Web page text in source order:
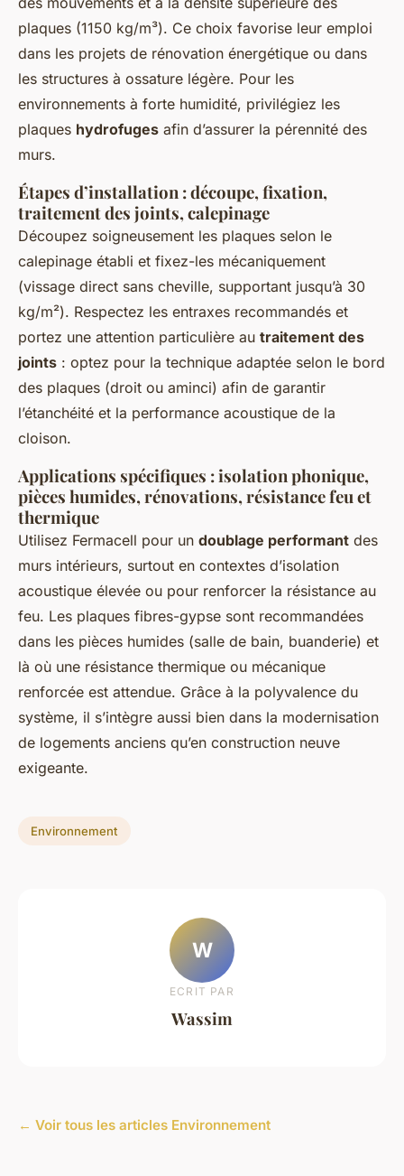
plaques (1150 kg/m³). Ce choix favorise leur emploi
dans les projets de rénovation énergétique ou dans
les structures à ossature légère. Pour les
environnements à forte humidité, privilégiez les
plaques hydrofuges afin d’assurer la pérennité des
murs.
Étapes d’installation : découpe, fixation,
traitement des joints, calepinage
Découpez soigneusement les plaques selon le
calepinage établi et fixez-les mécaniquement
(vissage direct sans cheville, supportant jusqu’à 30
kg/m²). Respectez les entraxes recommandés et
portez une attention particulière au traitement des
joints : optez pour la technique adaptée selon le bord
des plaques (droit ou aminci) afin de garantir
l’étanchéité et la performance acoustique de la
cloison.
Applications spécifiques : isolation phonique,
pièces humides, rénovations, résistance feu et
thermique
Utilisez Fermacell pour un doublage performant des
murs intérieurs, surtout en contextes d’isolation
acoustique élevée ou pour renforcer la résistance au
feu. Les plaques fibres-gypse sont recommandées
dans les pièces humides (salle de bain, buanderie) et
là où une résistance thermique ou mécanique
renforcée est attendue. Grâce à la polyvalence du
système, il s’intègre aussi bien dans la modernisation
de logements anciens qu’en construction neuve
exigeante.
Environnement
W
ECRIT PAR
Wassim
← Voir tous les articles Environnement